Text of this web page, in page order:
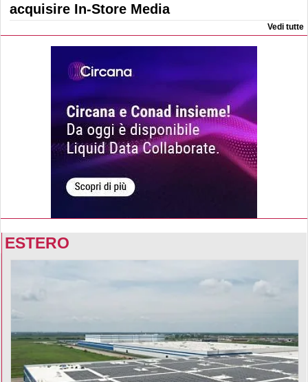
acquisire In-Store Media
Vedi tutte
ESTERO